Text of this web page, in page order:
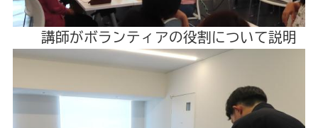
講師がボランティアの役割について説明